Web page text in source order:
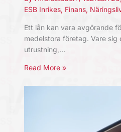
ESB Inrikes, Finans,
Ett lån kan vara avgörande
medelstora företag. Vare
utrustning,…
Read More »